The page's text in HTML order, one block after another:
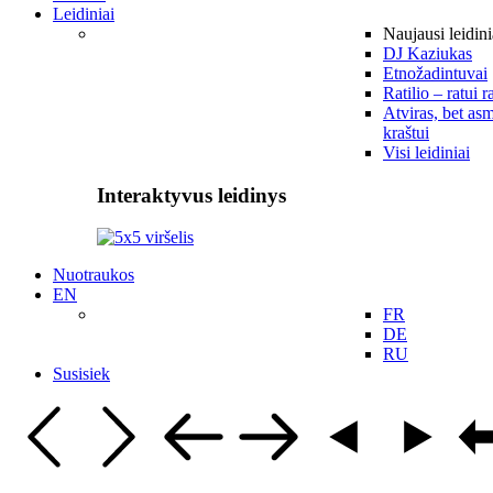
Leidiniai
Naujausi
DJ Kaziukas
Etnožadintuvai
Ratilio – ratui
Atviras, bet
kraštui
Visi leidiniai
Interaktyvus leidinys
Nuotraukos
EN
FR
DE
RU
Susisiek